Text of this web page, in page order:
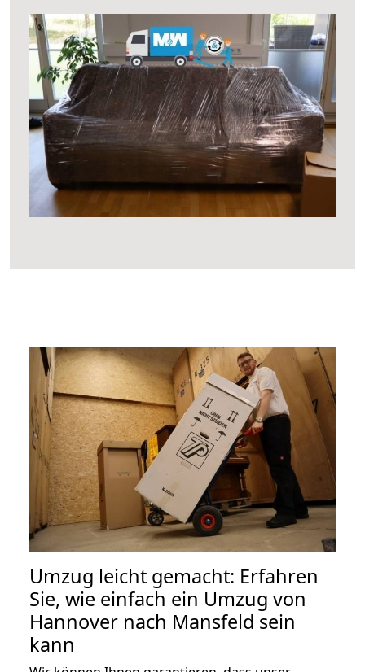
Umzug leicht gemacht: Erfahren
Sie, wie einfach ein Umzug von
Hannover nach Mansfeld sein
kann